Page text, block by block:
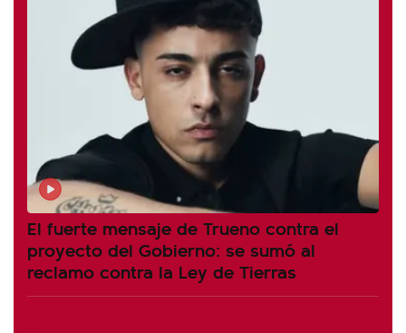
El fuerte mensaje de Trueno contra el
proyecto del Gobierno: se sumó al
reclamo contra la Ley de Tierras